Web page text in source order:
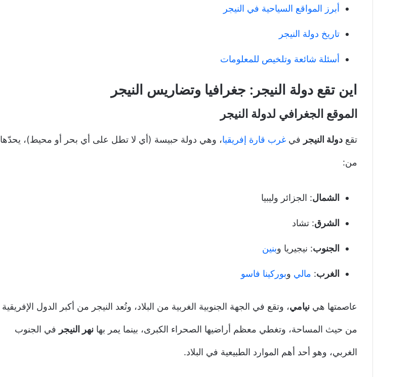
أبرز المواقع السياحية في النيجر
تاريخ دولة النيجر
أسئلة شائعة وتلخيص للمعلومات
اين تقع دولة النيجر: جغرافيا وتضاريس النيجر
الموقع الجغرافي لدولة النيجر
تقع دولة النيجر في غرب قارة إفريقيا، وهي دولة حبيسة (أي لا تطل على أي بحر أو محيط)، يحدّها
من:
الشمال: الجزائر وليبيا
الشرق: تشاد
الجنوب: نيجيريا وبنين
الغرب: مالي وبوركينا فاسو
عاصمتها هي نيامي، وتقع في الجهة الجنوبية الغربية من البلاد، وتُعد النيجر من أكبر الدول الإفريقية
من حيث المساحة، وتغطي معظم أراضيها الصحراء الكبرى، بينما يمر بها نهر النيجر في الجنوب
الغربي، وهو أحد أهم الموارد الطبيعية في البلاد.